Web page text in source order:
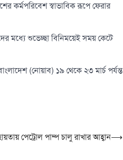
কর্মপরিবেশ স্বাভাবিক রূপে ফেরার
মধ্যে শুভেচ্ছা বিনিময়েই সময় কেটে
(নোয়াব) ১৯ থেকে ২৩ মার্চ পর্যন্ত
পেট্রোল পাম্প চালু রাখার আহ্বান⟶